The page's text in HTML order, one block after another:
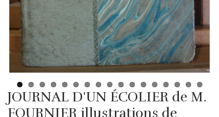
JOURNAL D'UN ÉCOLIER de M.
FOURNIER illustrations de